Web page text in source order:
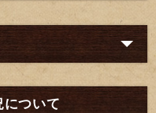
について